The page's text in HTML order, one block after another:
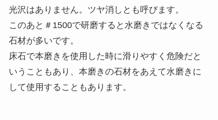
光沢はありません。ツヤ消しとも呼びます。
このあと＃1500で研磨すると水磨きではなくなる
石材が多いです。
床石で本磨きを使用した時に滑りやすく危険だと
いうこともあり、本磨きの石材をあえて水磨きに
して使用することもあります。